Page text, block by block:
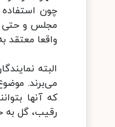
چون
مجلس و حتی
واقعا معتقد
البته
می‌برند.
که آنها
رقیب، گل به